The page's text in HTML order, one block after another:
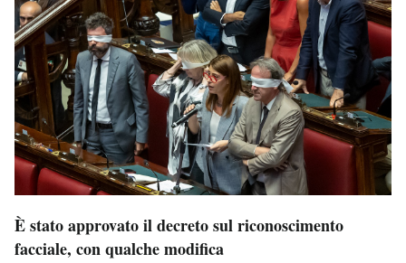
È stato approvato il decreto sul riconoscimento
facciale, con qualche modifica